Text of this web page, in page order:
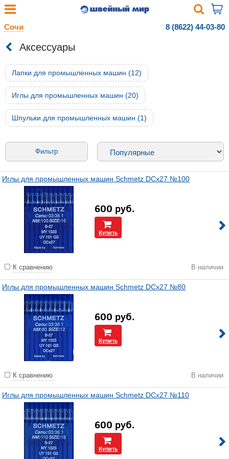
Сочи 8 (8622) 44-03-80
Аксессуары
Лапки для промышленных машин (12)
Иглы для промышленных машин (20)
Шпульки для промышленных машин (1)
Фильтр
Иглы для промышленных машин Schmetz DCx27 №100
600 руб.
Купить
К сравнению В наличии
Иглы для промышленных машин Schmetz DCx27 №80
600 руб.
Купить
К сравнению В наличии
Иглы для промышленных машин Schmetz DCx27 №110
600 руб.
Купить